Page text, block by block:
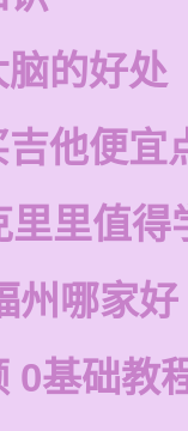
的好处
他便宜
里里值得
州哪家好
0基础教